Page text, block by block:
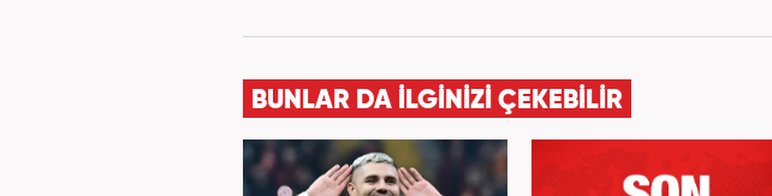
BUNLAR DA İLGİNİZİ ÇEKEBİLİR